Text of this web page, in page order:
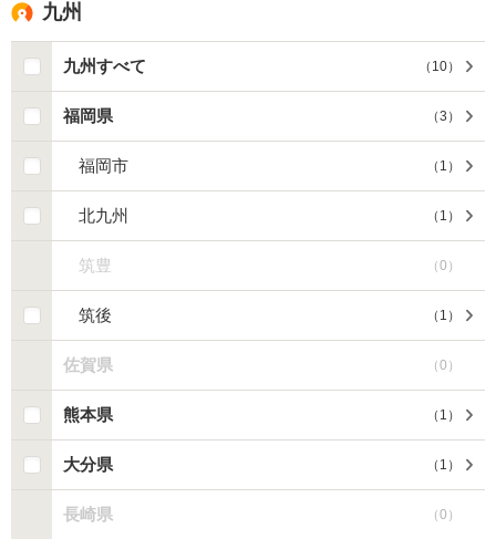
九州
九州すべて （ 10）
福岡県 （3 ）
福岡市 （ 1 ）
北九州 （ 1 ）
筑豊 （0 ）
筑後 （ 1 ）
佐賀県 （0 ）
熊本県 （ 1 ）
大分県 （ 1 ）
長崎県 （0 ）